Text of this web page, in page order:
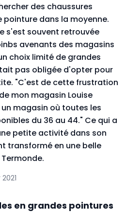
des chaussures
pointure dans la moyenne.
s'est souvent retrouvée
avenants des magasins
choix limité de grandes
pas obligée d'opter pour
"C'est de cette frustration
mon magasin Louise
magasin où toutes les
du 36 au 44." Ce qui a
petite activité dans son
transformé en une belle
en grandes pointures